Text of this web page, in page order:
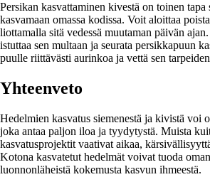
Persikan kasvattaminen kivestä on toinen tapa
kasvamaan omassa kodissa. Voit aloittaa
liottamalla sitä vedessä muutaman päivän
istuttaa sen multaan ja seurata persikkapuun
puulle riittävästi aurinkoa ja vettä sen
Yhteenveto
Hedelmien kasvatus siemenestä ja kivistä voi
joka antaa paljon iloa ja tyydytystä. Muista
kasvatusprojektit vaativat aikaa,
Kotona kasvatetut hedelmät voivat tuoda
luonnonläheistä kokemusta kasvun ihmeestä.